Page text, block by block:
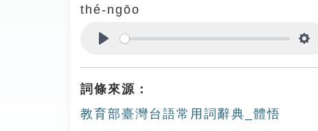
thé-ngōo
詞條來源：
教育部臺灣台語常用詞辭典_體悟